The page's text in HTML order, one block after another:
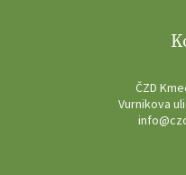
ČZD
Vurnikova